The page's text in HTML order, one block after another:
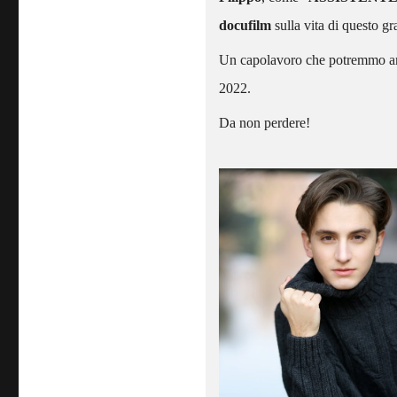
docufilm sulla vita di questo
Un capolavoro che potremmo
2022.
Da non perdere!